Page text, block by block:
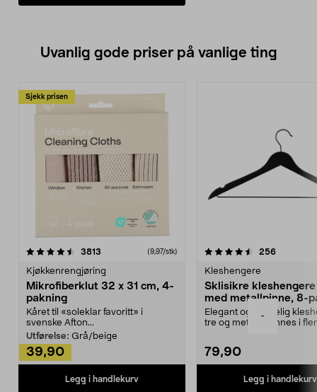
-
Uvanlig gode priser på vanlige ting
Sjekk prisen
3813 anmeldelser(9,97/stk)
Kjøkkenrengjøring
Mikrofiberklut 32 x 31 cm, 4-
pakning
Kåret til «soleklar favoritt» i
svenske Afton...
Utførelse: Grå/beige
39,90
Legg i handlekurv
4.5av 5 stjerner 256
Kleshengere
Sklisikre
med metallpinne, 8-
Elegant og skikkelig
tre og metall – finnes i
79,90
Legg i handlekurv
4.5av 5 stjerner